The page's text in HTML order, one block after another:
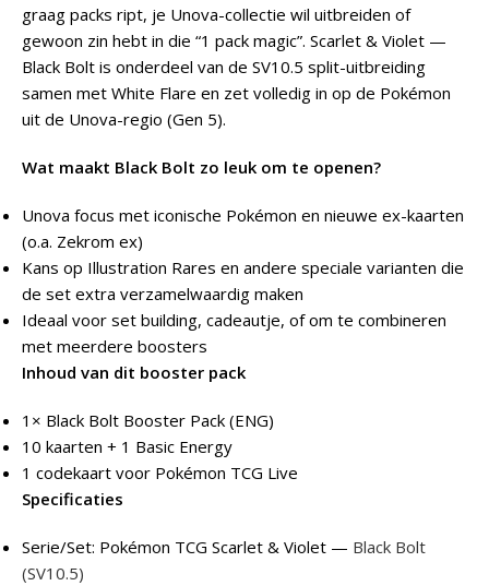
graag packs ript, je Unova-collectie wil uitbreiden of
gewoon zin hebt in die “1 pack magic”. Scarlet & Violet —
Black Bolt is onderdeel van de SV10.5 split-uitbreiding
samen met White Flare en zet volledig in op de Pokémon
uit de Unova-regio (Gen 5).
Wat maakt Black Bolt zo leuk om te openen?
Unova focus met iconische Pokémon en nieuwe ex-kaarten
(o.a. Zekrom ex)
Kans op Illustration Rares en andere speciale varianten die
de set extra verzamelwaardig maken
Ideaal voor set building, cadeautje, of om te combineren
met meerdere boosters
Inhoud van dit booster pack
1× Black Bolt Booster Pack (ENG)
10 kaarten + 1 Basic Energy
1 codekaart voor Pokémon TCG Live
Specificaties
Serie/Set: Pokémon TCG Scarlet & Violet — Black Bolt
(SV10.5)